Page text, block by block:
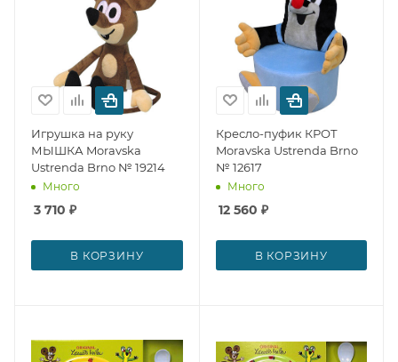
Игрушка на руку
МЫШКА Moravska
Ustrenda Brno № 19214
Много
3 710 ₽
В КОРЗИНУ
Кресло-пуфик КРОТ
Moravska Ustrenda Brno
№ 12617
Много
12 560 ₽
В КОРЗИНУ